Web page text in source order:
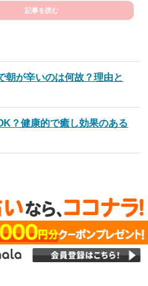
記事を読む
が辛いのは何故？理由と
？健‌康‌的‌で‌癒‌し‌効‌果‌の‌あ‌る‌